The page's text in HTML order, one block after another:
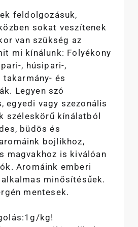
feldolgozásuk,
sokat veszítenek
van szükség az
mi kínálunk: Folyékony
, húsipari-,
és
Legyen szó
egyedi vagy szezonális
széleskörű kínálatból
büdös és
bojlikhoz,
magvakhoz is kiválóan
Aromáink emberi
minősítésűek.
mentesek.
kg!